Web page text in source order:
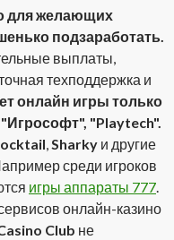
для желающих
подзаработать.
выплаты,
техподдержка и
онлайн игры только
"Playtech".
,Sharky и другие
среди игроков
игры аппараты 777.
онлайн-казино
Club не